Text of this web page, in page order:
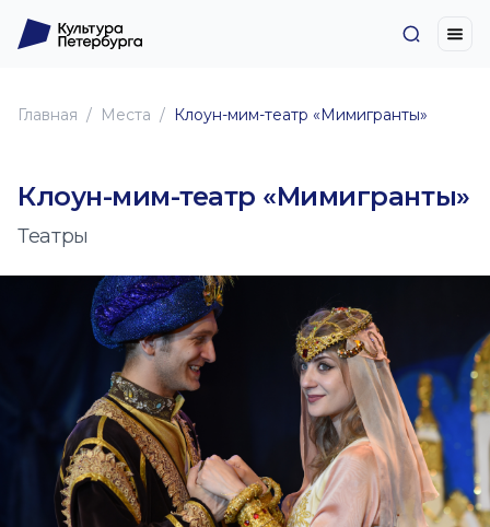
Главная Места Клоун-мим-театр «Мимигранты»
Клоун-мим-театр «Мимигранты»
Театры